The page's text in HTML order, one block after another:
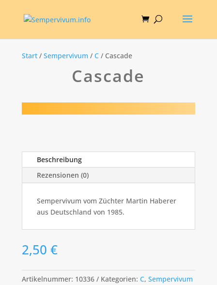
Start/ Sempervivum / C/ Cascade
Cascade
Beschreibung
Rezensionen (0)
Sempervivum vom Züchter Martin Haberer
aus Deutschland von 1985.
2,50 €
Artikelnummer: 10336 Kategorien: C, Sempervivum